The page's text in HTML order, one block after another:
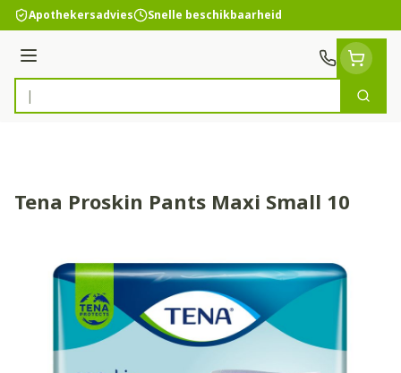
Ga naar de inhoud
Apothekersadvies Snelle beschikbaarheid
Menu
Product, merk, categorie...
Zoek
Tena Proskin Pants Maxi Small 10